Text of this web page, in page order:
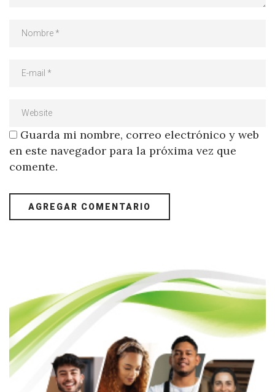
Guarda mi nombre, correo electrónico y web
en este navegador para la próxima vez que
comente.